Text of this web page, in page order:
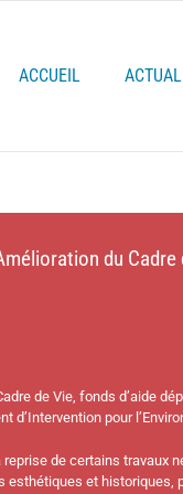
ACCUEIL
du Cadre
de Vie, fonds d’aide
pour
de certains travaux
et historiques,